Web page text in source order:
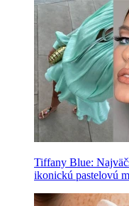
Tiffany Blue:
ikonickú pastelovú